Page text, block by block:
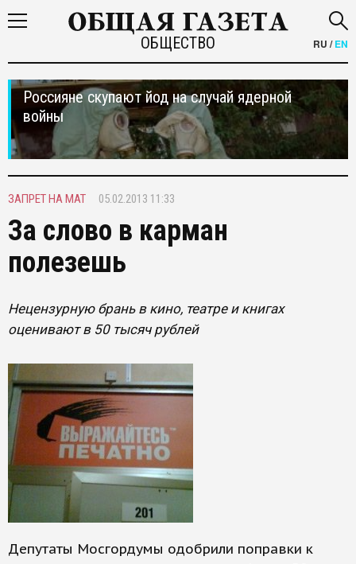
ОБЩЕСТВО RU /EN
Россияне скупают йод на случай ядерной
войны
ЗАПРЕТ НА МАТ 05.02.2013 11:33
За слово в карман
полезешь
Нецензурную брань в кино, театре и книгах
оценивают в 50 тысяч рублей
Депутаты Мосгордумы одобрили поправки к